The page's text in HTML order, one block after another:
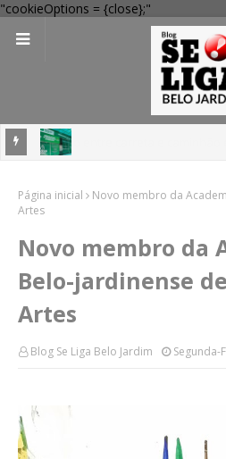
"cookieOptions = {close};"
compras
Página inicial
Novo membro da
Artes
Novo membro da
Belo-jardinense
Artes
Blog Se Liga Belo Jardim Segunda-